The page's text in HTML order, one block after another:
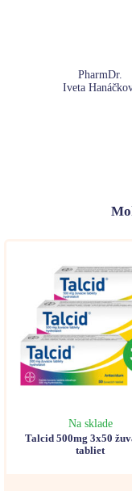
PharmDr.
Iveta
Na sklade
Talcid 500mg 3x50
tabliet